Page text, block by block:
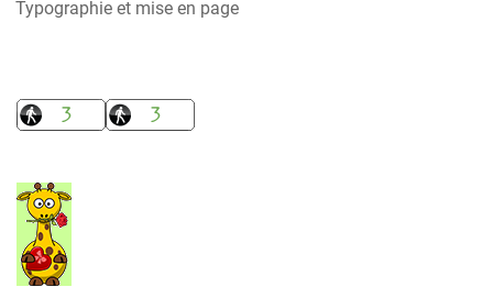
Typographie et mise en page